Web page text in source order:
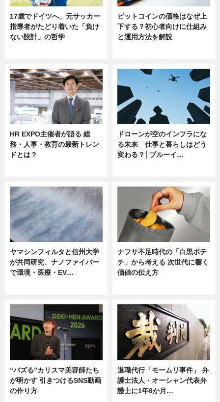
17歳でドイツへ。元サッカー
指導者がたどり着いた「負け
ない設計」の哲学
ビットコインの価格はなぜ上
下する？初心者向けに仕組み
と運用方法を解説
HR EXPO主催者が語る 総
務・人事・教育の最新トレン
ドとは？
ドローンが空のインフラにな
る未来 仕事と暮らしはどう
変わる？│ブルーイ…
ヤマシンフィルタと信州大学
が共同研究、ナノファイバー
で環境・医療・EV…
ナフサ不足時代の「白黒ポテ
チ」から考える 次世代に響く
価値の伝え方
“バズる”カリスマ美容師たち
が明かす 引きつけるSNS動画
の作り方
退職代行「モームリ事件」 弁
護士法人・オーシャン代表弁
護士に1年6か月…